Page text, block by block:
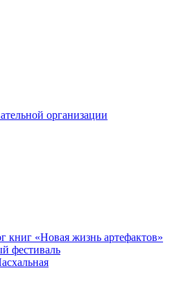
организации
книг «Новая жизнь артефактов»
фестиваль